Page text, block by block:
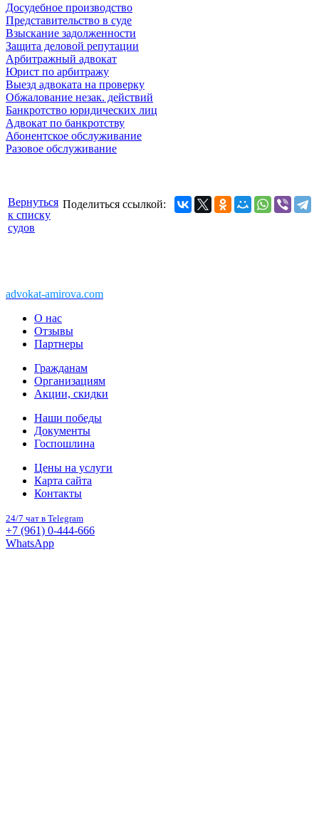
Досудебное производство
Представительство в суде
Взыскание задолженности
Защита деловой репутации
Арбитражный адвокат
Юрист по арбитражу
Выезд адвоката на проверку
Обжалование незак. действий
Банкротство юридических лиц
Адвокат по банкротству
Абонентское обслуживание
Разовое обслуживание
Поделиться ссылкой:
Вернуться
к списку
судов
advokat-amirova.com
О нас
Отзывы
Партнеры
Гражданам
Организациям
Акции, скидки
Наши победы
Документы
Госпошлина
Цены на услуги
Карта сайта
Контакты
24/7 чат в Telegram
+7 (961) 0-444-666
WhatsApp